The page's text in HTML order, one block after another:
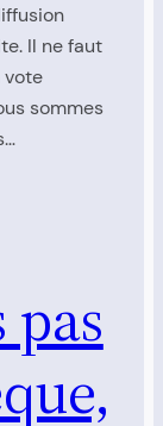
Il ne faut
vote
sommes